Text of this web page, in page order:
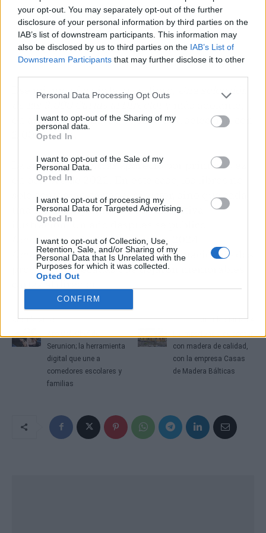
your opt-out. You may separately opt-out of the further
disclosure of your personal information by third parties on the
IAB’s list of downstream participants. This information may
also be disclosed by us to third parties on the IAB’s List of
Downstream Participants that may further disclose it to other
Personal Data Processing Opt Outs
I want to opt-out of the Sharing of my
personal data.
Opted In
I want to opt-out of the Sale of my
Personal Data.
Opted In
I want to opt-out of processing my
Personal Data for Targeted Advertising.
Opted In
I want to opt-out of Collection, Use,
Retention, Sale, and/or Sharing of my
Personal Data that Is Unrelated with the
Purposes for which it was collected.
Opted Out
CONFIRM
Ese mismo año vio la luz el libro,
Una selección
en agosto de 2021, se publicó otra selección con
2.000 cartas.
La serieOcurrenciasapareció por primera vez
en octubre de 2022. En este caso, los libros no
solo contenían cartas al director, sino que cada
una iba acompañada de una llamativa
ilustración. Un año después se publicó
Ocurrencias 2y, finalmente, en 2024,
Ocurrencias 3representa la culminación de dos
productivas décadas que dejaron memorables
cartas al director.
Artículo anterior
Serunion; la herramienta
digital que une a
comedores escolares y
familias
Artículo siguiente
con madera de calidad,
con la empresa Casas
de Madera Bálticas